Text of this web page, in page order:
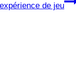
de jeu